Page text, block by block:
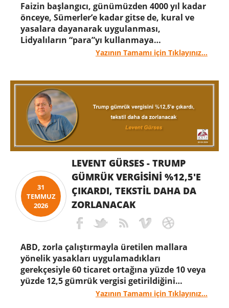
Faizin başlangıcı, günümüzden 4000 yıl kadar
önceye, Sümerler’e kadar gitse de, kural ve
yasalara dayanarak uygulanması,
Lidyalıların “para”yı kullanmaya
başlamalarının kısa süre sonrasına dayanır.
insanlığın artık Olympos Dağı’nın tepesindeki
tanrılardan çok, her şeye “gücü” yetmeye
başlayan “para”ya daha çok inanmaya
başladığı dönemdir. O çağlarda yaşamış bir
Egeli’nin deyimiyle:
Yazının Tamamı için Tıklayınız...
31
TEMMUZ
2026
LEVENT GÜRSES - TRUMP
GÜMRÜK VERGISINI %12,5'E
ÇIKARDI, TEKSTIL DAHA DA
ZORLANACAK
ABD, zorla çalıştırmayla üretilen mallara
yönelik yasakları uygulamadıkları
gerekçesiyle 60 ticaret ortağına yüzde 10 veya
yüzde 12,5 gümrük vergisi getirildiğini
açıkladı. Türkiye, yüzde 12,5 tarife
Yazının Tamamı için Tıklayınız...